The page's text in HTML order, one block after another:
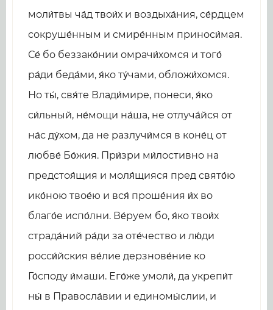
моли́твы ча́д твои́х и воздыха́ния, се́рдцем
сокруше́нным и смире́нным приноси́мая.
Се́ бо беззако́нии омрачи́хомся и того́
ра́ди беда́ми, я́ко ту́чами, обложи́хомся.
Но ты́, свя́те Влади́мире, понеси, я́ко
си́льный, не́мощи на́ша, не отлуча́йся от
на́с ду́хом, да не разлучи́мся в коне́ц от
любве́ Бо́жия. При́зри ми́лостивно на
предстоя́щия и моля́щияся пред свято́ю
ико́ною твое́ю и вся́ проше́ния и́х во
благо́е испо́лни. Ве́руем бо, я́ко твои́х
страда́ний ра́ди за оте́чество и лю́ди
росси́йския ве́лие дерзнове́ние ко
Го́споду и́маши. Его́же умоли́, да укрепи́т
ны́ в Правосла́вии и единомы́слии, и